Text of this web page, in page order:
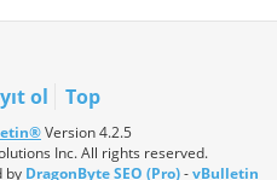
ol Top
Version 4.2.5
Inc. All rights reserved.
by DragonByte SEO (Pro)-vBulletin